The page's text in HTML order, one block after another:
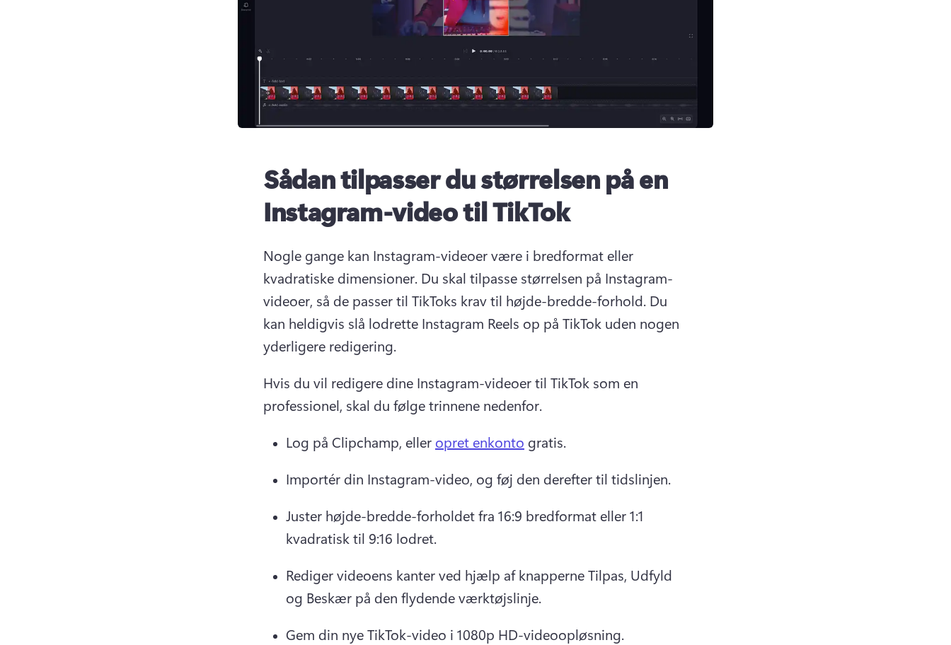
Sådan tilpasser du størrelsen på en
Instagram-video til TikTok
Nogle gange kan Instagram-videoer være i bredformat eller
kvadratiske dimensioner. Du skal tilpasse størrelsen på Instagram-
videoer, så de passer til TikToks krav til højde-bredde-forhold. Du
kan heldigvis slå lodrette Instagram Reels op på TikTok uden nogen
yderligere redigering.
Hvis du vil redigere dine Instagram-videoer til TikTok som en
professionel, skal du følge trinnene nedenfor.
Log på Clipchamp, eller opret enkonto gratis.
Importér din Instagram-video, og føj den derefter til tidslinjen.
Juster højde-bredde-forholdet fra 16:9 bredformat eller 1:1
kvadratisk til 9:16 lodret.
Rediger videoens kanter ved hjælp af knapperne Tilpas, Udfyld
og Beskær på den flydende værktøjslinje.
Gem din nye TikTok-video i 1080p HD-videoopløsning.